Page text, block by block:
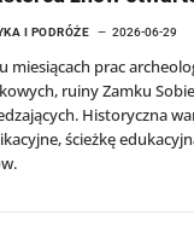
I PODRÓŻE 2026-06-29
miesiącach prac
ruiny Zamku
Historyczna
ścieżkę